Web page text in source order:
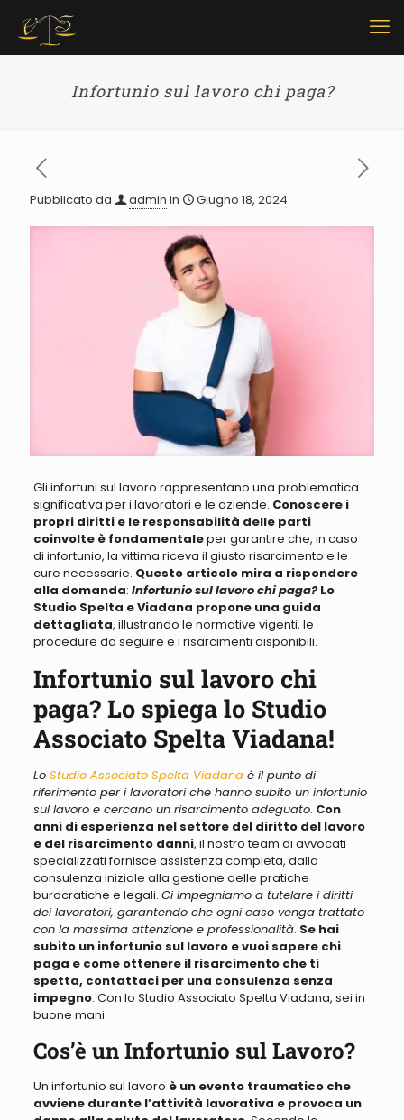
Infortunio sul lavoro chi paga?
Pubblicato da admin in Giugno 18, 2024
Gli infortuni sul lavoro rappresentano una problematica
significativa per i lavoratori e le aziende. Conoscere i
propri diritti e le responsabilità delle parti
coinvolte è fondamentaleper garantire che, in caso
di infortunio, la vittima riceva il giusto risarcimento e le
cure necessarie. Questo articolo mira a rispondere
alla domanda: Infortunio sul lavoro chi paga? Lo
Studio Spelta e Viadana propone una guida
dettagliata, illustrando le normative vigenti, le
procedure da seguire e i risarcimenti disponibili.
Infortunio sul lavoro chi
paga? Lo spiega lo Studio
Associato Spelta Viadana!
Lo Studio Associato Spelta Viadanaè il punto di
riferimento per i lavoratori che hanno subito un infortunio
sul lavoro e cercano un risarcimento adeguato. Con
anni di esperienza nel settore del diritto del lavoro
e del risarcimento danni, il nostro team di avvocati
specializzati fornisce assistenza completa, dalla
consulenza iniziale alla gestione delle pratiche
burocratiche e legali. Ci impegniamo a tutelare i diritti
dei lavoratori, garantendo che ogni caso venga trattato
con la massima attenzione e professionalità. Se hai
subito un infortunio sul lavoro e vuoi sapere chi
paga e come ottenere il risarcimento che ti
spetta, contattaci per una consulenza senza
impegno. Con lo Studio Associato Spelta Viadana, sei in
buone mani.
Cos’è un Infortunio sul Lavoro?
Un infortunio sul lavoro è un evento traumatico che
avviene durante l’attività lavorativa e provoca un